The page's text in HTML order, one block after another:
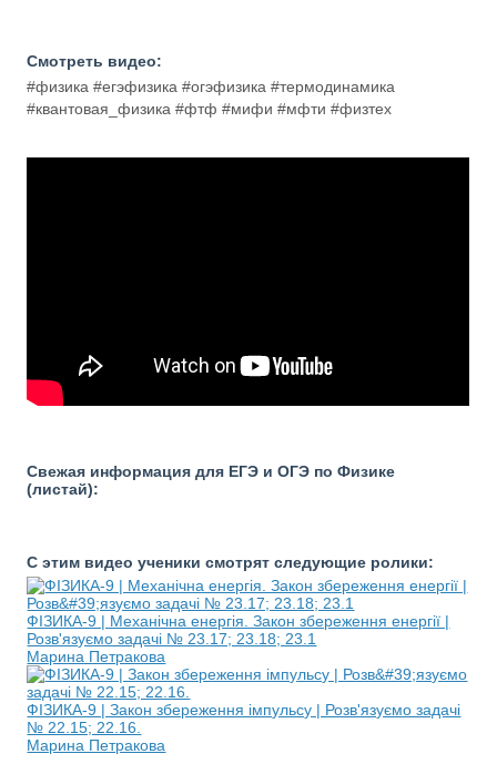
Смотреть видео:
#физика #егэфизика #огэфизика #термодинамика
#квантовая_физика #фтф #мифи #мфти #физтех
Свежая информация для ЕГЭ и ОГЭ по Физике
(листай):
С этим видео ученики смотрят следующие ролики:
ФІЗИКА-9 | Механічна енергія. Закон збереження енергії |
Розв'язуємо задачі № 23.17; 23.18; 23.1
Марина Петракова
ФІЗИКА-9 | Закон збереження імпульсу | Розв'язуємо задачі
№ 22.15; 22.16.
Марина Петракова